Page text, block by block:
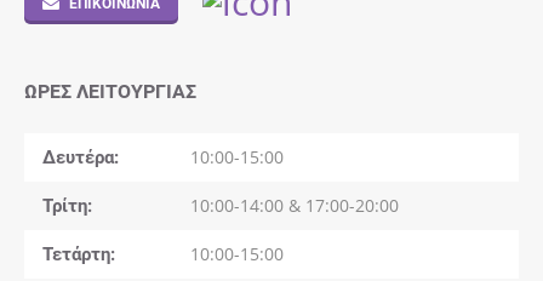
ΏΡΕΣ ΛΕΙΤΟΥΡΓΊΑΣ
Δευτέρα 10:00-15:00
Τρίτη 10:00-14:00 & 17:00-20:00
Τετάρτη 10:00-15:00